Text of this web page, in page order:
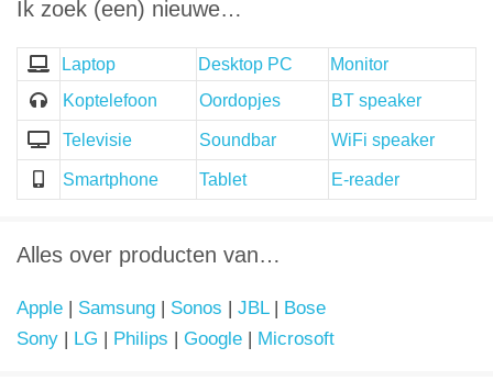
Ik zoek (een) nieuwe…
Laptop Desktop PC
Monitor
Koptelefoon
Oordopjes BT speaker
Televisie Soundbar WiFi speaker
Smartphone Tablet E-reader
Alles over producten van…
Apple Samsung Sonos JBL|
Bose
Sony
LG Philips Google Microsoft